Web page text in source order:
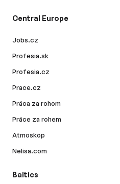
Central Europe
Jobs.cz
Profesia.sk
Profesia.cz
Prace.cz
Práca za rohom
Práce za rohem
Atmoskop
Nelisa.com
Baltics